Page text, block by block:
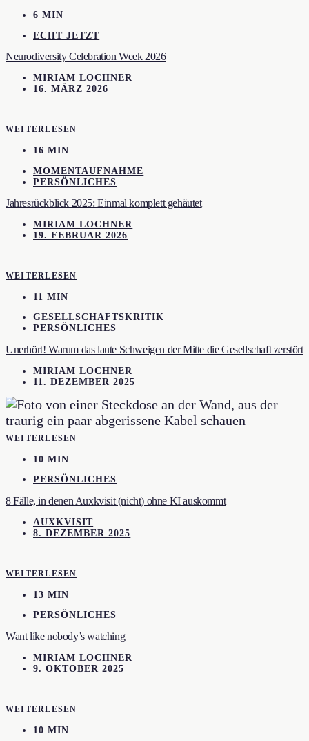
6 MIN
ECHT JETZT
Neurodiversity Celebration Week 2026
MIRIAM LOCHNER
16. MÄRZ 2026
WEITERLESEN
16 MIN
MOMENTAUFNAHME
PERSÖNLICHES
Jahresrückblick 2025: Einmal komplett gehäutet
MIRIAM LOCHNER
19. FEBRUAR 2026
WEITERLESEN
11 MIN
GESELLSCHAFTSKRITIK
PERSÖNLICHES
Unerhört! Warum das laute Schweigen der Mitte die Gesellschaft zerstört
MIRIAM LOCHNER
11. DEZEMBER 2025
WEITERLESEN
10 MIN
PERSÖNLICHES
8 Fälle, in denen Auxkvisit (nicht) ohne KI auskommt
AUXKVISIT
8. DEZEMBER 2025
WEITERLESEN
13 MIN
PERSÖNLICHES
Want like nobody’s watching
MIRIAM LOCHNER
9. OKTOBER 2025
WEITERLESEN
10 MIN